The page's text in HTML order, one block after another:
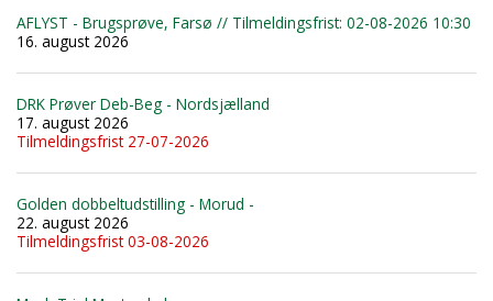
AFLYST - Brugsprøve, Farsø // Tilmeldingsfrist: 02-08-2026 10:30
16. august 2026
DRK Prøver Deb-Beg - Nordsjælland
17. august 2026
Tilmeldingsfrist 27-07-2026
Golden dobbeltudstilling - Morud -
22. august 2026
Tilmeldingsfrist 03-08-2026